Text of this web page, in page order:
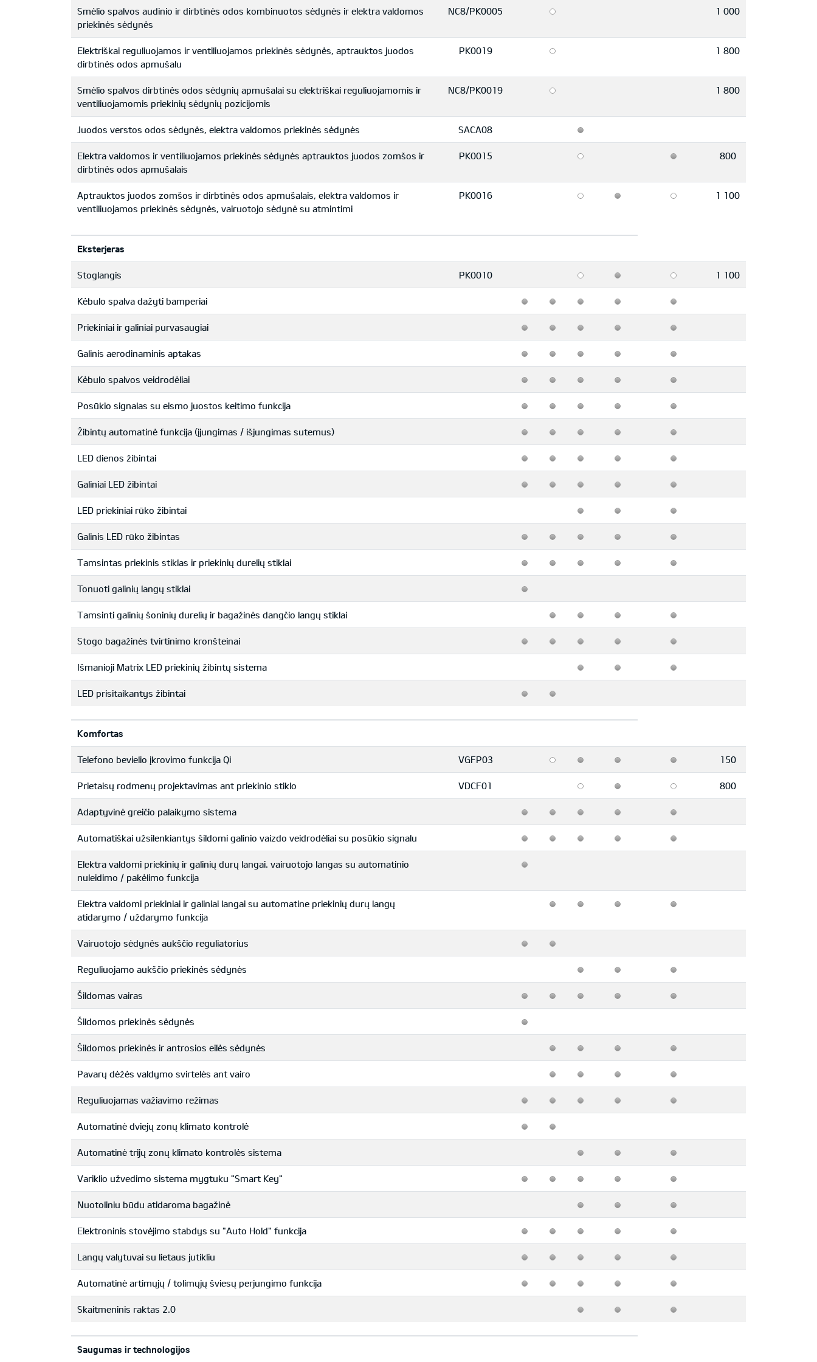
Smėlio spalvos audinio ir dirbtinės odos kombinuotos sėdynės ir elektra valdomos
priekinės sėdynės
NC8/PK0005 1 000
Elektriškai reguliuojamos ir ventiliuojamos priekinės sėdynės, aptrauktos juodos
dirbtinės odos apmušalu
PK0019 1 800
Smėlio spalvos dirbtinės odos sėdynių apmušalai su elektriškai reguliuojamomis ir
ventiliuojamomis priekinių sėdynių pozicijomis
NC8/PK0019 1 800
Juodos verstos odos sėdynės, elektra valdomos priekinės sėdynės SACA08
Elektra valdomos ir ventiliuojamos priekinės sėdynės aptrauktos juodos zomšos ir
dirbtinės odos apmušalais
PK0015 800
Aptrauktos juodos zomšos ir dirbtinės odos apmušalais, elektra valdomos ir
ventiliuojamos priekinės sėdynės, vairuotojo sėdynė su atmintimi
PK0016 1 100
Eksterjeras
Stoglangis PK0010 1 100
Kėbulo spalva dažyti bamperiai
Priekiniai ir galiniai purvasaugiai
Galinis aerodinaminis aptakas
Kėbulo spalvos veidrodėliai
Posūkio signalas su eismo juostos keitimo funkcija
Žibintų automatinė funkcija (įjungimas / išjungimas sutemus)
LED dienos žibintai
Galiniai LED žibintai
LED priekiniai rūko žibintai
Galinis LED rūko žibintas
Tamsintas priekinis stiklas ir priekinių durelių stiklai
Tonuoti galinių langų stiklai
Tamsinti galinių šoninių durelių ir bagažinės dangčio langų stiklai
Stogo bagažinės tvirtinimo kronšteinai
Išmanioji Matrix LED priekinių žibintų sistema
LED prisitaikantys žibintai
Komfortas
Telefono bevielio įkrovimo funkcija Qi VGFP03 150
Prietaisų rodmenų projektavimas ant priekinio stiklo VDCF01 800
Adaptyvinė greičio palaikymo sistema
Automatiškai užsilenkiantys šildomi galinio vaizdo veidrodėliai su posūkio signalu
Elektra valdomi priekinių ir galinių durų langai. vairuotojo langas su automatinio
nuleidimo / pakėlimo funkcija
Elektra valdomi priekiniai ir galiniai langai su automatine priekinių durų langų
atidarymo / uždarymo funkcija
Vairuotojo sėdynės aukščio reguliatorius
Reguliuojamo aukščio priekinės sėdynės
Šildomas vairas
Šildomos priekinės sėdynės
Šildomos priekinės ir antrosios eilės sėdynės
Pavarų dėžės valdymo svirtelės ant vairo
Reguliuojamas važiavimo režimas
Automatinė dviejų zonų klimato kontrolė
Automatinė trijų zonų klimato kontrolės sistema
Variklio užvedimo sistema mygtuku "Smart Key"
Nuotoliniu būdu atidaroma bagažinė
Elektroninis stovėjimo stabdys su "Auto Hold" funkcija
Langų valytuvai su lietaus jutikliu
Automatinė artimųjų / tolimųjų šviesų perjungimo funkcija
Skaitmeninis raktas 2.0
Saugumas ir technologijos